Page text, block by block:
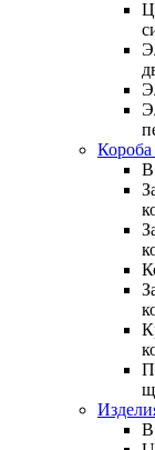
Короба
В
В